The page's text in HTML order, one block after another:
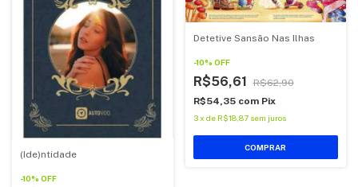
(Ide)ntidade
-10% OFF
Detetive Sansão Nas Ilhas
-10% OFF
R$56,61
R$62,90
R$54,35 com Pix
3 x de R$18,87 sem juros
COMPRAR